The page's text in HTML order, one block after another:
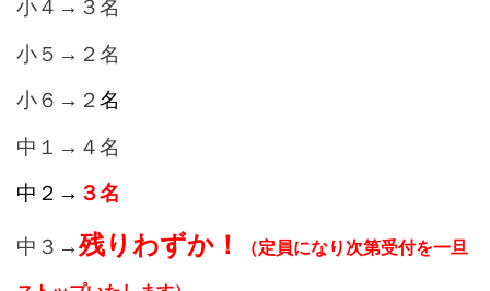
小４→３名
小５→２名
小６→２ 名
中１→４名
中２→ ３名
中３→残りわずか！ （定員になり次第受付を一旦